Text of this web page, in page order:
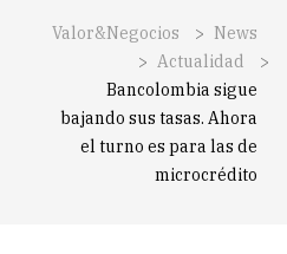
Valor&Negocios > News
> Actualidad
>
Bancolombia sigue
bajando sus tasas. Ahora
el turno es para las de
microcrédito